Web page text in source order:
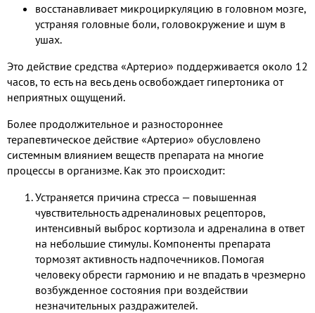
восстанавливает микроциркуляцию в головном мозге,
устраняя головные боли, головокружение и шум в
ушах.
Это действие средства «Артерио» поддерживается около 12
часов, то есть на весь день освобождает гипертоника от
неприятных ощущений.
Более продолжительное и разностороннее
терапевтическое действие «Артерио» обусловлено
системным влиянием веществ препарата на многие
процессы в организме. Как это происходит:
Устраняется причина стресса — повышенная
чувствительность адреналиновых рецепторов,
интенсивный выброс кортизола и адреналина в ответ
на небольшие стимулы. Компоненты препарата
тормозят активность надпочечников. Помогая
человеку обрести гармонию и не впадать в чрезмерно
возбужденное состояния при воздействии
незначительных раздражителей.